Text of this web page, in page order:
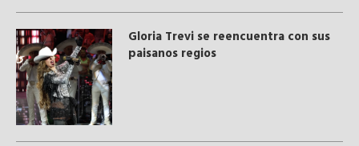
Gloria Trevi se reencuentra con sus
paisanos regios